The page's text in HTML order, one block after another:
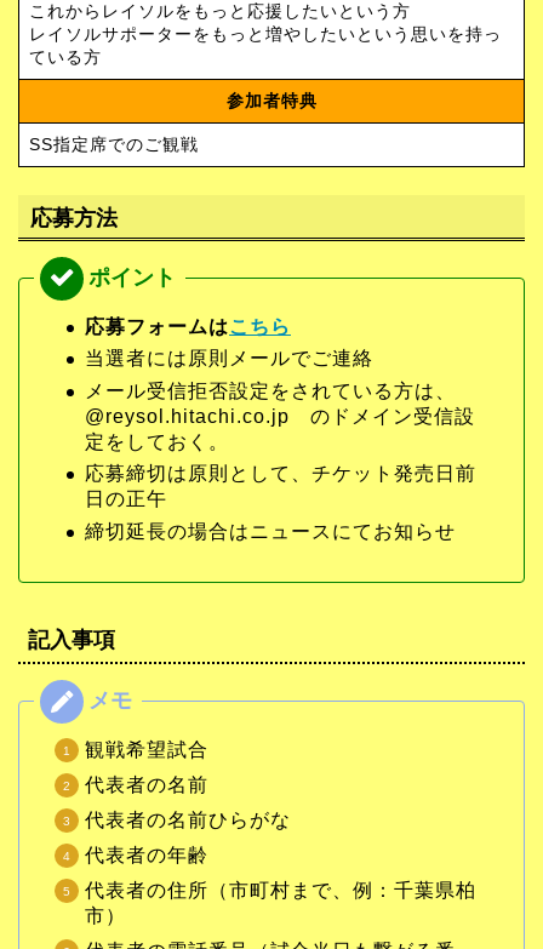
これからレイソルをもっと応援したいという方
レイソルサポーターをもっと増やしたいという思いを持っ
ている方
参加者特典
SS指定席でのご観戦
応募方法
応募フォームはこちら
当選者には原則メールでご連絡
メール受信拒否設定をされている方は、
@reysol.hitachi.co.jp のドメイン受信設
定をしておく。
応募締切は原則として、チケット発売日前
日の正午
締切延長の場合はニュースにてお知らせ
記入事項
観戦希望試合
代表者の名前
代表者の名前ひらがな
代表者の年齢
代表者の住所（市町村まで、例：千葉県柏
市）